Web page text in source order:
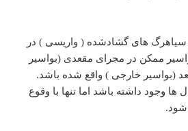
سیاهرگ های گشادشده ( واریسی ) در
ممکن در مجرای مقعدی (بواسیر
(بواسیر خارجی ) واقع شده باشد.
وجود داشته باشد اما تنها با وقوع
شود.
و روش های درمان بواسیر